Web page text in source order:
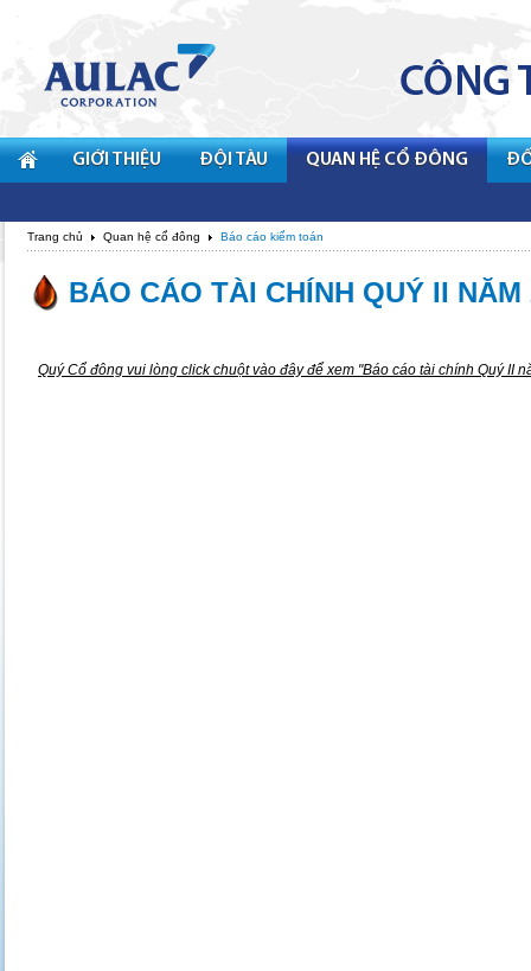
GIỚI THIỆU ĐỘI TÀU QUAN HỆ CỔ ĐÔNG
Trang chủ Quan hệ cổ đông Báo cáo kiểm toán
BÁO CÁO TÀI CHÍNH QUÝ II NĂM
Quý Cổ đông vui lòng click chuột vào đâyđể xem "Báo cáo tài chính Quý II